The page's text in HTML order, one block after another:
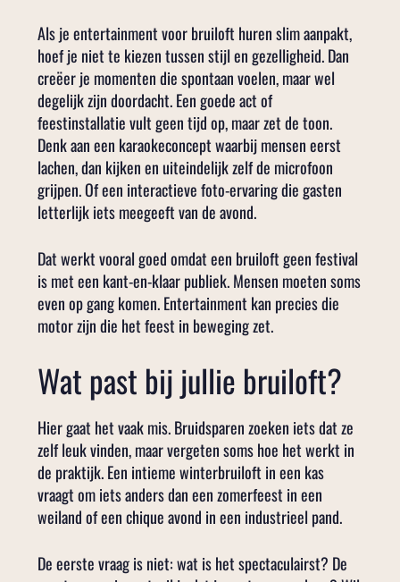
Als je entertainment voor bruiloft huren slim aanpakt,
hoef je niet te kiezen tussen stijl en gezelligheid. Dan
creëer je momenten die spontaan voelen, maar wel
degelijk zijn doordacht. Een goede act of
feestinstallatie vult geen tijd op, maar zet de toon.
Denk aan een karaokeconcept waarbij mensen eerst
lachen, dan kijken en uiteindelijk zelf de microfoon
grijpen. Of een interactieve foto-ervaring die gasten
letterlijk iets meegeeft van de avond.
Dat werkt vooral goed omdat een bruiloft geen festival
is met een kant-en-klaar publiek. Mensen moeten soms
even op gang komen. Entertainment kan precies die
motor zijn die het feest in beweging zet.
Wat past bij jullie bruiloft?
Hier gaat het vaak mis. Bruidsparen zoeken iets dat ze
zelf leuk vinden, maar vergeten soms hoe het werkt in
de praktijk. Een intieme winterbruiloft in een kas
vraagt om iets anders dan een zomerfeest in een
weiland of een chique avond in een industrieel pand.
De eerste vraag is niet: wat is het spectaculairst? De